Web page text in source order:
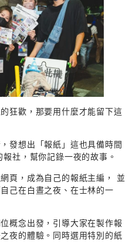
狂歡，那要用什麼才能留下這
發想出「報紙」這也具備時間
社，幫你記錄一夜的故事。
頁，成為自己的報紙主編， 並
己在白晝之夜、在士林的一
概念出發，引導大家在製作報
夜的體驗。同時選用特別的紙